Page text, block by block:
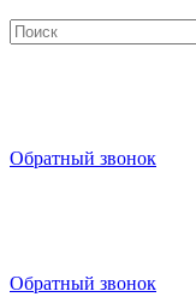
Обратный звонок
Обратный звонок